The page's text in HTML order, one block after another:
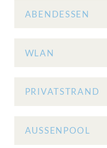
ABENDESSEN
WLAN
PRIVATSTRAND
AUSSENPOOL